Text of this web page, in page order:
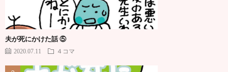
夫が死にかけた話 ⑤
2020.07.11 ４コマ